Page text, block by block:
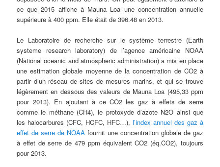
ce que 2015 affiche à Mauna Loa une concentration annuelle
supérieure à 400 ppm. Elle était de 396.48 en 2013.
Le Laboratoire de recherche sur le système terrestre (Earth
systeme research laboratory) de l’agence américaine NOAA
(National oceanic and atmospheric administration) a mis en place
une estimation globale moyenne de la concentration de CO2 à
partir d’un réseau de sites de mesures marins, et qui se trouve
légèrement en dessous des valeurs de Mauna Loa (495,33 ppm
pour 2013). En ajoutant à ce CO2 les gaz à effets de serre
comme le méthane (CH4), le protoxyde d’azote N2O ainsi que
les halocarbures (CFC, HCFC, HFC…), l’index annuel des gaz à
effet de serre de NOAA fournit une concentration globale de gaz
à effet de serre de 479 ppm équivalent CO2 (éq.CO2), toujours
pour 2013.